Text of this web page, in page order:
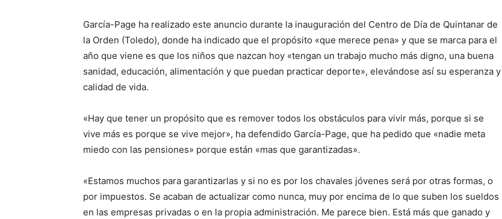
García-Page ha realizado este anuncio durante la inauguración del Centro de Día de Quintanar de
la Orden (Toledo), donde ha indicado que el propósito «que merece pena» y que se marca para el
año que viene es que los niños que nazcan hoy «tengan un trabajo mucho más digno, una buena
sanidad, educación, alimentación y que puedan practicar deporte», elevándose así su esperanza y
calidad de vida.
«Hay que tener un propósito que es remover todos los obstáculos para vivir más, porque si se
vive más es porque se vive mejor», ha defendido García-Page, que ha pedido que «nadie meta
miedo con las pensiones» porque están «mas que garantizadas».
«Estamos muchos para garantizarlas y si no es por los chavales jóvenes será por otras formas, o
por impuestos. Se acaban de actualizar como nunca, muy por encima de lo que suben los sueldos
en las empresas privadas o en la propia administración. Me parece bien. Está más que ganado y